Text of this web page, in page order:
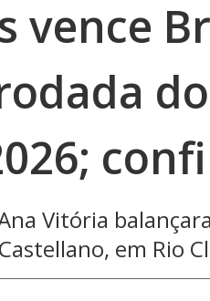
vence
Vitória
em Rio